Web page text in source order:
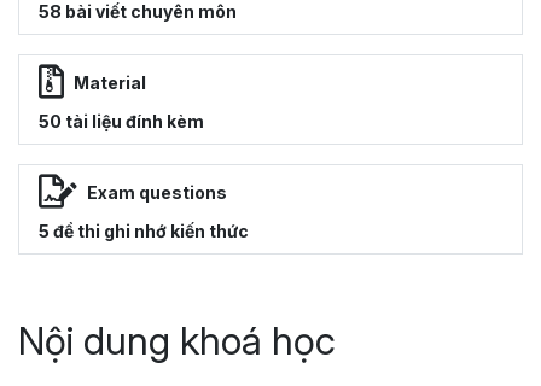
58 bài viết chuyên môn
Material
50 tài liệu đính kèm
Exam questions
5 đề thi ghi nhớ kiến thức
Nội dung khoá học